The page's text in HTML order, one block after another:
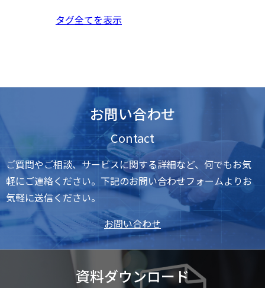
タグ全てを表示
お問い合わせ
Contact
ご質問やご相談、サービスに関する詳細など、何でもお気
軽にご連絡ください。下記のお問い合わせフォームよりお
気軽に送信ください。
お問い合わせ
資料ダウンロード